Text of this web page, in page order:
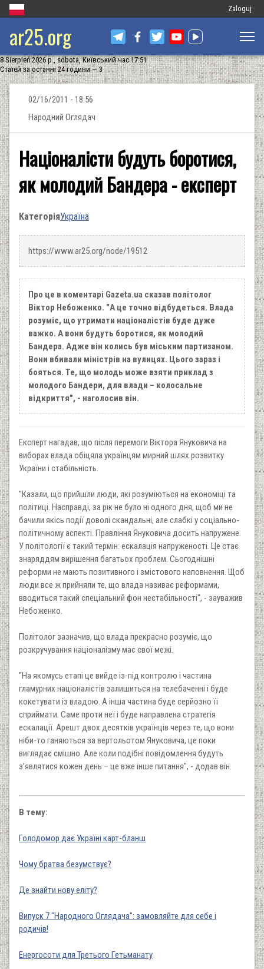
Меню
запису
Zaloguj
ar25.org
8 Sierpień 2026 р., sobota, Київський час 17:51
Статей за останні 24 години — 3
02/16/2011 - 18:56
Народний Оглядач
Націоналісти будуть боротися,
як молодий Бандера - експерт
КатегоріяУкраїна
https://www.ar25.org/node/19512
Про це в коментарі Gazeta.ua сказав політолог
Віктор Небоженко. "А це точно відбудеться. Влада
розуміє, що утримати націоналістів буде дуже
важко. А вони будуть боротися, як молодий
Бандера. Адже він колись був міським партизаном.
Вони вбивали міністрів на вулицях. Цього зараз і
бояться. Те, що молодь може взяти приклад з
молодого Бандери, для влади – колосальне
відкриття", - наголосив він.
Експерт нагадав, що після перемоги Віктора Януковича на
виборах влада обіцяла українцям мирний шлях розвитку
України і стабільність.
"Казали, що прийшли люди, які розуміються на економіці та
політиці. Насправді, за рік не було ні одного дня, щоб ми не
бачили якісь події доволі скандальні, але слабкі у соціально-
політичному аспекті. Правління Януковича досить напружене.
У політології є такий термін: ескалація напруженості. Це стає
знаряддям вирішення багатьох проблем. Сьогоднішні
реформи не мають позитивного і змістового наповнення. Щоб
люди все ж прийняли те, що влада називає реформами,
вводиться такий спеціальний фон нестабільності", - зауважив
Небоженко.
Політолог зазначив, що влада прекрасно розуміє, що
розкручування націоналізму має свої межі.
"На якомусь етапі це вийде із-під контролю і частина
гламурних націоналістів залишиться на телебаченні і буде
кокетувати із владою. А інша частина буде серйозно її
сприймати. Саме проти неї і буде направлена стратегія
ескалації. Арешт двох десятків українців через те, що вони
ніби-то ганяються за вертольотом Януковича, це поки
виглядає смішно. Але коли подібні повідомлення будуть
з’являтися кожен день – це вже інше питання", - додав він.
В тему:
Голодомор дає Україні карт-бланш
Чому братва безумствує?
Де знайти нову еліту?
Випуск 7 "Народного Оглядача": замовляйте для себе і
родичів!
Енергосоти для Третього Гетьманату